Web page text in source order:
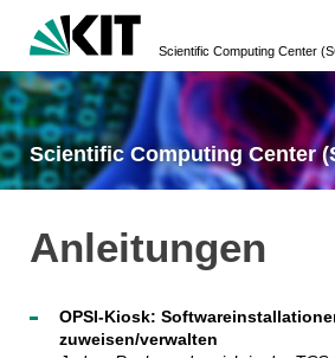
Scientific Computing Center
Scientific Computing Center
Anleitungen
OPSI-Kiosk:
zuweisen/verwalten